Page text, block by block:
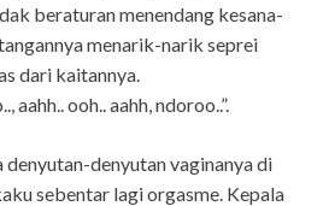
beraturan menendang kesana-
menarik-narik seprei
dari kaitannya.
aahh.. ooh.. aahh, ndoroo..”.
denyutan-denyutan vaginanya di
sebentar lagi orgasme. Kepala